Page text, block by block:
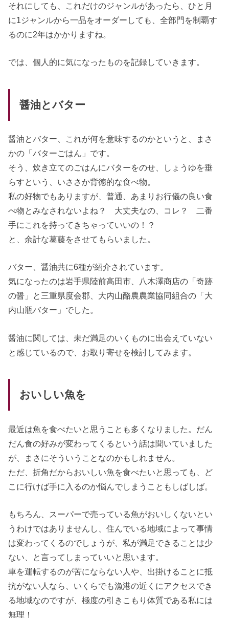
それにしても、これだけのジャンルがあったら、ひと月
に1ジャンルから一品をオーダーしても、全部門を制覇す
るのに2年はかかりますね。
では、個人的に気になったものを記録していきます。
醤油とバター
醤油とバター、これが何を意味するのかというと、まさ
かの「バターごはん」です。
そう、炊き立てのごはんにバターをのせ、しょうゆを垂
らすという、いささか背徳的な食べ物。
私の好物でもありますが、普通、あまりお行儀の良い食
べ物とみなされないよね？ 大丈夫なの、コレ？ 二番
手にこれを持ってきちゃっていいの！？
と、余計な葛藤をさせてもらいました。
バター、醤油共に6種が紹介されています。
気になったのは岩手県陸前高田市、八木澤商店の「奇跡
の醤」と三重県度会郡、大内山酪農農業協同組合の「大
内山瓶バター」でした。
醤油に関しては、未だ満足のいくものに出会えていない
と感じているので、お取り寄せを検討してみます。
おいしい魚を
最近は魚を食べたいと思うことも多くなりました。だん
だん食の好みが変わってくるという話は聞いていました
が、まさにそういうことなのかもしれません。
ただ、折角だからおいしい魚を食べたいと思っても、ど
こに行けば手に入るのか悩んでしまうこともしばしば。
もちろん、スーパーで売っている魚がおいしくないとい
うわけではありませんし、住んでいる地域によって事情
は変わってくるのでしょうが、私が満足できることは少
ない、と言ってしまっていいと思います。
車を運転するのが苦にならない人や、出掛けることに抵
抗がない人なら、いくらでも漁港の近くにアクセスでき
る地域なのですが、極度の引きこもり体質である私には
無理！